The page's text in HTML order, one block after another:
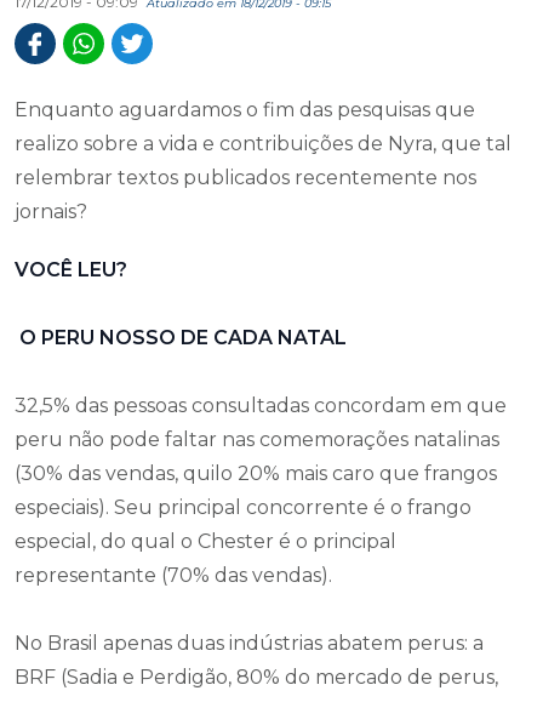
Atualizado em 18/12/2019 - 09:15
Enquanto aguardamos o fim das pesquisas que
realizo sobre a vida e contribuições de Nyra, que tal
relembrar textos publicados recentemente nos
jornais?
VOCÊ LEU?
O PERU NOSSO DE CADA NATAL
32,5% das pessoas consultadas concordam em que
peru não pode faltar nas comemorações natalinas
(30% das vendas, quilo 20% mais caro que frangos
especiais). Seu principal concorrente é o frango
especial, do qual o Chester é o principal
representante (70% das vendas).
No Brasil apenas duas indústrias abatem perus: a
BRF (Sadia e Perdigão, 80% do mercado de perus,